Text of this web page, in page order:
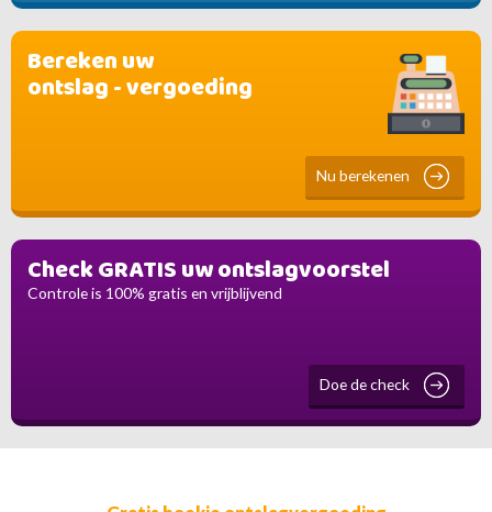
Bereken uw
ontslag - vergoeding
Nu berekenen
Check GRATIS uw ontslagvoorstel
Controle is 100% gratis en vrijblijvend
Doe de check